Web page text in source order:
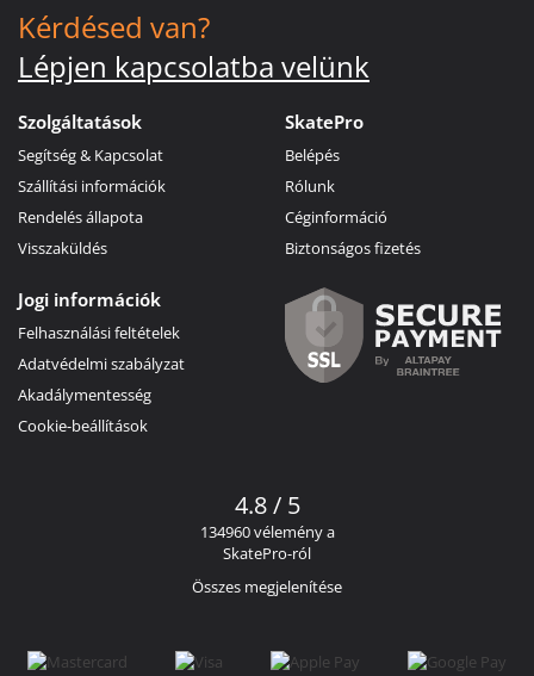
Kérdésed van?
Lépjen kapcsolatba velünk
Szolgáltatások
Segítség & Kapcsolat
Szállítási információk
Rendelés állapota
Visszaküldés
SkatePro
Belépés
Rólunk
Céginformáció
Biztonságos fizetés
Jogi információk
Felhasználási feltételek
Adatvédelmi szabályzat
Akadálymentesség
Cookie-beállítások
4.8 / 5
134960 vélemény a
SkatePro-ról
Összes megjelenítése